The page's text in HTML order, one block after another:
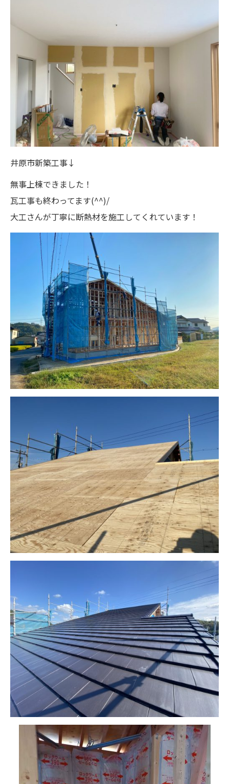
井原市新築工事↓
無事上棟できました！
瓦工事も終わってます(^^)/
大工さんが丁寧に断熱材を施工してくれています！